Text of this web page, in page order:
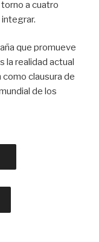
a cuatro
que promueve
la realidad actual
clausura de
de los